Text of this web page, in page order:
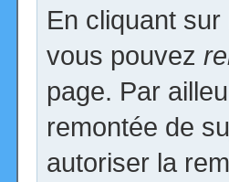
En cliquant sur
vous pouvez
page. Par
remontée de
autoriser la